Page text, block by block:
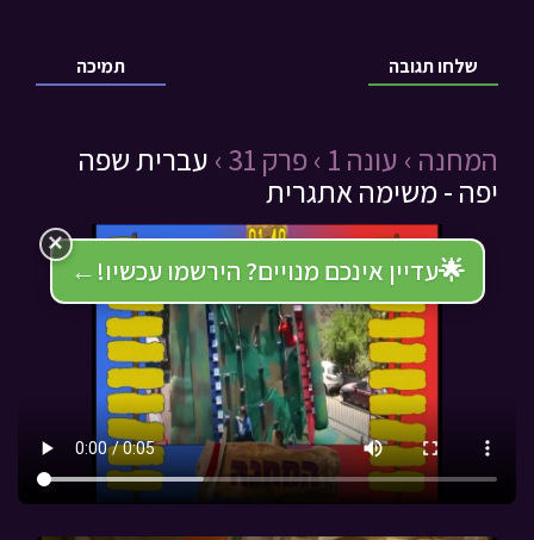
תמיכה שלחו תגובה
המחנה › עונה 1 › פרק 31 ›
עברית שפה
יפה - משימה אתגרית
🌟עדיין אינכם מנויים? הירשמו עכשיו! ←
×